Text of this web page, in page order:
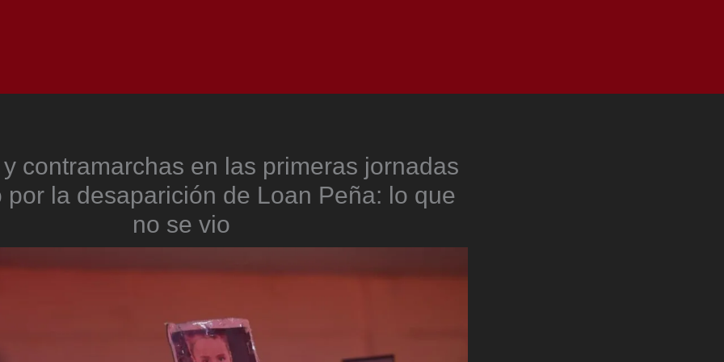
contramarchas en las primeras jornadas
por la desaparición de Loan Peña: lo que
no se vio